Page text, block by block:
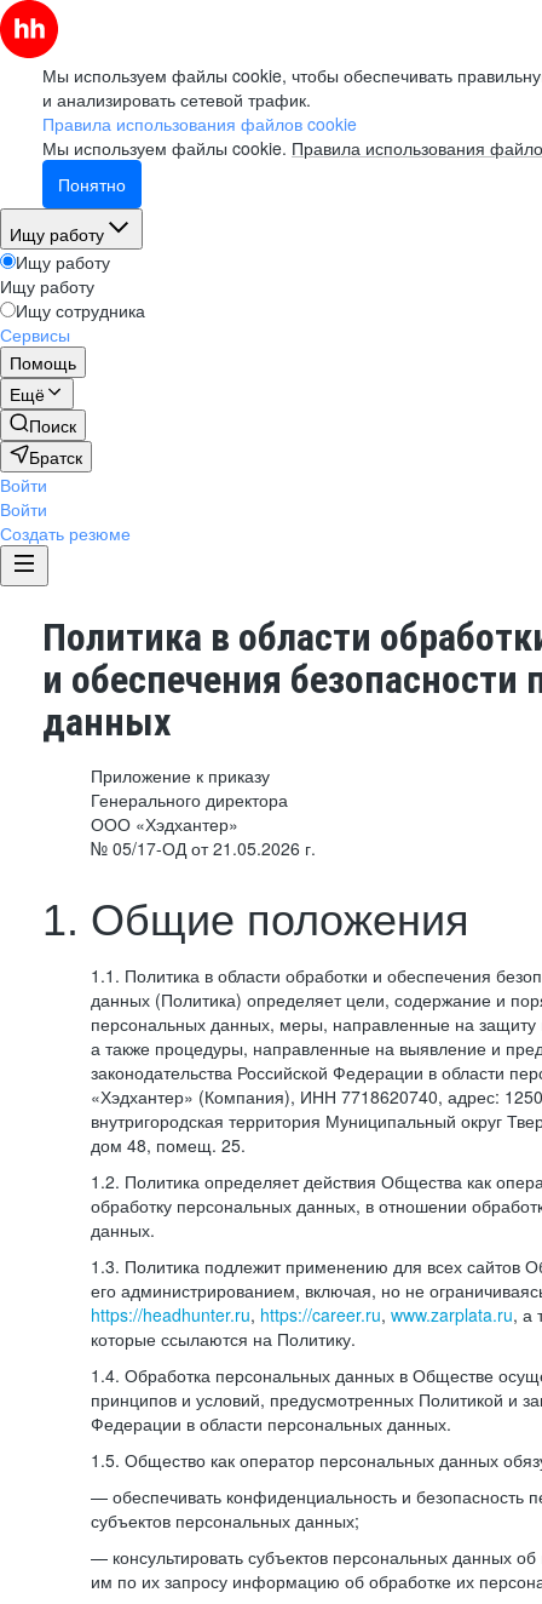
Мы используем файлы cookie, чтобы обеспечивать
и анализировать сетевой трафик.
Правила использования файлов cookie
Мы используем файлы cookie. Правила использования
Понятно
Ищу работу
Ищу работу
Ищу работу
Ищу сотрудника
Сервисы
Помощь
Ещё
Поиск
Братск
Войти
Войти
Создать резюме
Политика в области
и обеспечения безопасности
данных
Приложение к приказу
Генерального директора
ООО «Хэдхантер»
№ 05/17-ОД от 21.05.2026 г.
1. Общие положения
1.1. Политика в области обработки и обеспечения
данных (Политика) определяет цели, содержание и
персональных данных, меры, направленные на
а также процедуры, направленные на выявление и
законодательства Российской Федерации в области
«Хэдхантер» (Компания), ИНН 7718620740, адрес:
внутригородская территория Муниципальный округ
дом 48, помещ. 25.
1.2. Политика определяет действия Общества как
обработку персональных данных, в отношении
данных.
1.3. Политика подлежит применению для всех сайтов
его администрированием, включая, но не
https://headhunter.ru, https://career.ru, www.zarplata.ru, а
которые ссылаются на Политику.
1.4. Обработка персональных данных в Обществе
принципов и условий, предусмотренных Политикой и
Федерации в области персональных данных.
1.5. Общество как оператор персональных данных
— обеспечивать конфиденциальность и безопасность
субъектов персональных данных;
— консультировать субъектов персональных данных об
им по их запросу информацию об обработке их